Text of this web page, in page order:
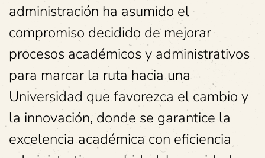
administración ha asumido el
compromiso decidido de mejorar
procesos académicos y administrativos
para marcar la ruta hacia una
Universidad que favorezca el cambio y
la innovación, donde se garantice la
excelencia académica con eficiencia